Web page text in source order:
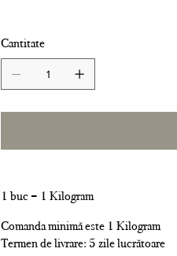
Cantitate
1 buc = 1 Kilogram
Comanda minimă este 1 Kilogram
Termen de livrare: 5 zile lucrătoare